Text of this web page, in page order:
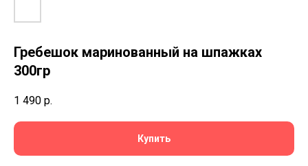
Гребешок маринованный на шпажках
300гр
1 490 р.
Купить